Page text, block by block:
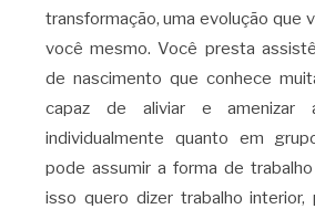
transformação, uma evolução que
você mesmo. Você presta
de nascimento que conhece
capaz de aliviar e amenizar
individualmente quanto em
pode assumir a forma de trabalho
isso quero dizer trabalho interior,